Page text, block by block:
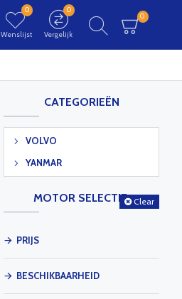
Wenslijst
0
Vergelijk
0
0
CATEGORIEËN
VOLVO
YANMAR
MOTOR SELECTIE Clear
PRIJS
BESCHIKBAARHEID